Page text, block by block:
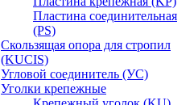
Пластина соединительная
(PS)
Скользящая опора для стропил
(KUCIS)
Угловой соединитель (УС)
Уголки крепежныe